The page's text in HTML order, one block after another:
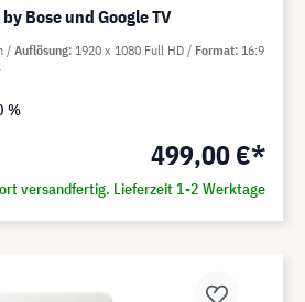
Bose und Google TV
499,00 €*
versandfertig. Lieferzeit 1-2 Werktage
Auflösung 1920 x 1080 Full HD Format 16:9
%